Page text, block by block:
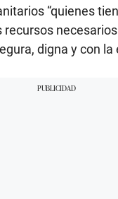
“quienes
recursos
digna y con la